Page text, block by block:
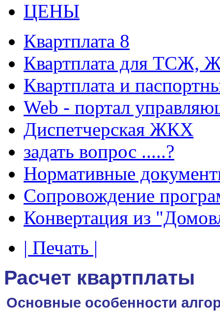
ЦЕНЫ
Квартплата 8
Квартплата для ТСЖ,
Квартплата и
Web - портал
Диспетчерская ЖКХ
задать вопрос .....?
Нормативные
Cопровождение
Конвертация из
| Печать |
Расчет квартплаты
Основные особенности